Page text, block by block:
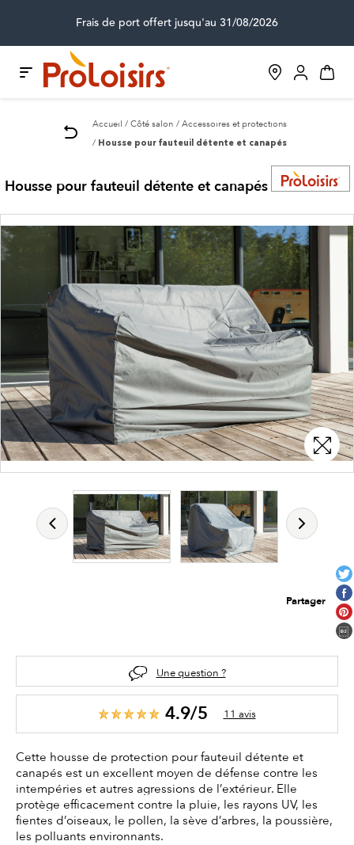
Frais de port offert jusqu'au 31/08/2026
Accueil Côté salon Accessoires et protections
Housse pour fauteuil détente et canapés
Housse pour fauteuil détente et canapés
Partager
Une question ?
4.9/5 11 avis
Cette housse de protection pour fauteuil détente et
canapés est un excellent moyen de défense contre les
intempéries et autres agressions de l’extérieur. Elle
protège efficacement contre la pluie, les rayons UV, les
fientes d’oiseaux, le pollen, la sève d’arbres, la poussière,
les polluants environnants.